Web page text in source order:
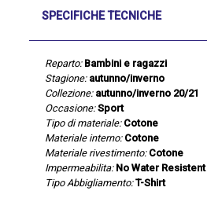
SPECIFICHE TECNICHE
Reparto: Bambini e ragazzi
Stagione: autunno/inverno
Collezione: autunno/inverno 20/21
Occasione: Sport
Tipo di materiale: Cotone
Materiale interno: Cotone
Materiale rivestimento: Cotone
Impermeabilita: No Water Resistent
Tipo Abbigliamento: T-Shirt